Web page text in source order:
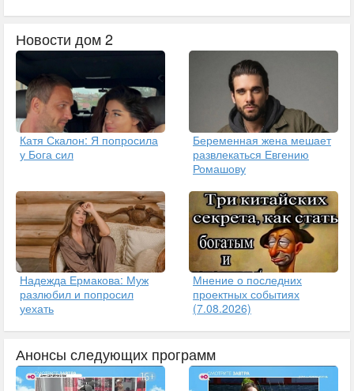
Новости дом 2
Катя Скалон: Я попросила
у Бога сил
Беременная жена мешает
развлекаться Евгению
Ромашову
Надежда Ермакова: Муж
разлюбил и попросил
уехать
Мнение о последних
проектных событиях
(7.08.2026)
Анонсы следующих программ